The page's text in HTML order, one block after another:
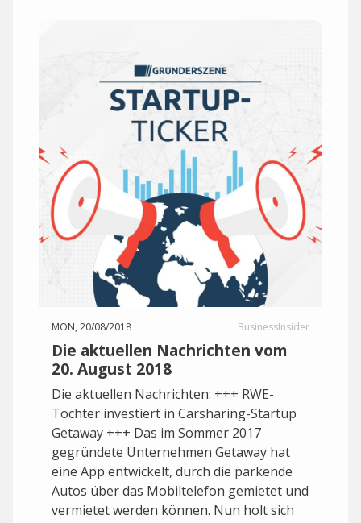
MON, 20/08/2018 BusinessInsider
Die aktuellen Nachrichten vom
20. August 2018
Die aktuellen Nachrichten: +++ RWE-
Tochter investiert in Carsharing-Startup
Getaway +++ Das im Sommer 2017
gegründete Unternehmen Getaway hat
eine App entwickelt, durch die parkende
Autos über das Mobiltelefon gemietet und
vermietet werden können. Nun holt sich